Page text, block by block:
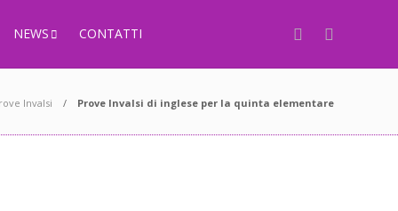
NEWS CONTATTI
Invalsi Prove Invalsi di inglese per la quinta elementare